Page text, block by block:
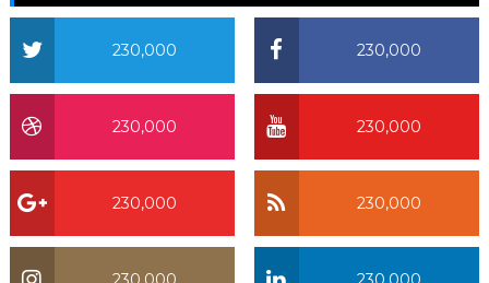
230,000
230,000
230,000
230,000
230,000
230,000